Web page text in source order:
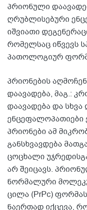
პრიონული
ღრუბლისებური
იშვიათი
რომელსაც იწვევს
პათოლოგიურ
პრიონების
დაავადება, მაგ.:
დაავადება და
ენცეფალოპათიები
პრიონები ამ
განსხვავდება
ცოცხალი
არ შეიცავს.
ნორმალური
ცილა (PrPc)
ნაერთად იქცევა,